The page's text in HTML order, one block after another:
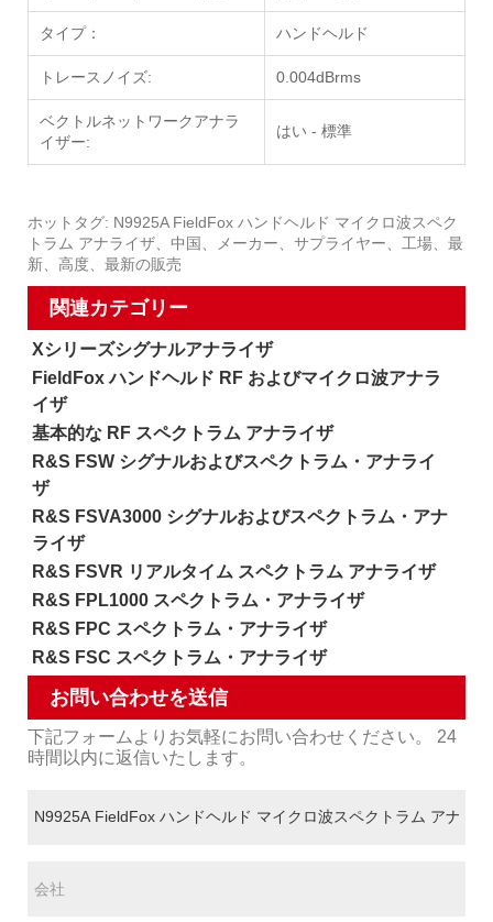
タイプ： ハンドヘルド
トレースノイズ: 0.004dBrms
ベクトルネットワークアナラ
イザー:
はい - 標準
ホットタグ: N9925A FieldFox ハンドヘルド マイクロ波スペク
トラム アナライザ、中国、メーカー、サプライヤー、工場、最
新、高度、最新の販売
関連カテゴリー
Xシリーズシグナルアナライザ
FieldFox ハンドヘルド RF およびマイクロ波アナラ
イザ
基本的な RF スペクトラム アナライザ
R&S FSW シグナルおよびスペクトラム・アナライ
ザ
R&S FSVA3000 シグナルおよびスペクトラム・アナ
ライザ
R&S FSVR リアルタイム スペクトラム アナライザ
R&S FPL1000 スペクトラム・アナライザ
R&S FPC スペクトラム・アナライザ
R&S FSC スペクトラム・アナライザ
お問い合わせを送信
下記フォームよりお気軽にお問い合わせください。 24
時間以内に返信いたします。